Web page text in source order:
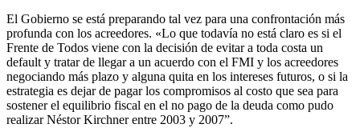
El Gobierno se está preparando tal vez para una confrontación más
profunda con los acreedores. «Lo que todavía no está claro es si el
Frente de Todos viene con la decisión de evitar a toda costa un
default y tratar de llegar a un acuerdo con el FMI y los acreedores
negociando más plazo y alguna quita en los intereses futuros, o si la
estrategia es dejar de pagar los compromisos al costo que sea para
sostener el equilibrio fiscal en el no pago de la deuda como pudo
realizar Néstor Kirchner entre 2003 y 2007”.